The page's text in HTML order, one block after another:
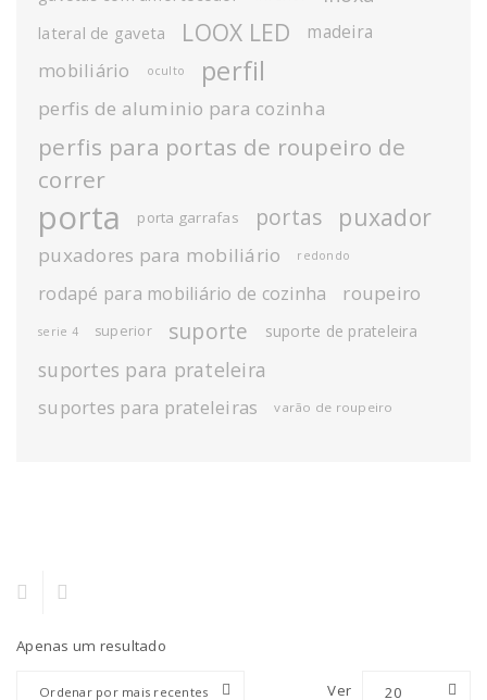
lateral de gaveta LOOX LED madeira
mobiliário oculto perfil
perfis de aluminio para cozinha
perfis para portas de roupeiro de
correr
porta porta garrafas portas puxador
puxadores para mobiliário redondo
rodapé para mobiliário de cozinha roupeiro
serie 4 superior suporte suporte de prateleira
suportes para prateleira
suportes para prateleiras varão de roupeiro
Apenas um resultado
Ordenar por mais recentes Ver 20